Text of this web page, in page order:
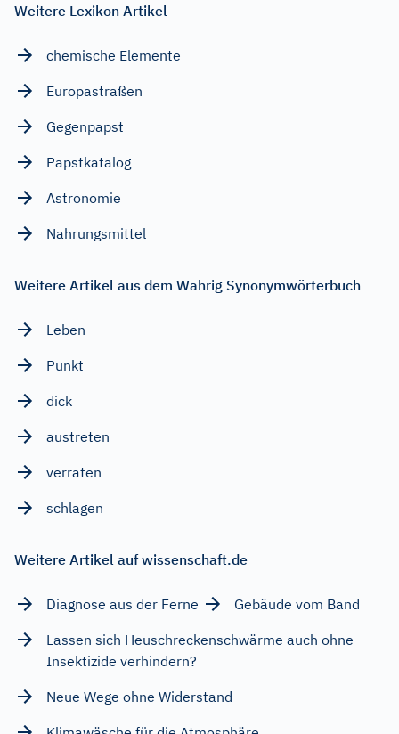
Weitere Lexikon Artikel
chemische Elemente
Europastraßen
Gegenpapst
Papstkatalog
Astronomie
Nahrungsmittel
Weitere Artikel aus dem Wahrig Synonymwörterbuch
Leben
Punkt
dick
austreten
verraten
schlagen
Weitere Artikel auf wissenschaft.de
Diagnose aus der Ferne
Gebäude vom Band
Lassen sich Heuschreckenschwärme auch ohne
Insektizide verhindern?
Neue Wege ohne Widerstand